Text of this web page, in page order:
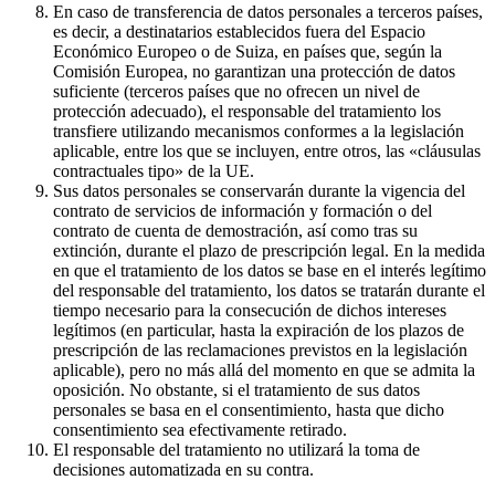
En caso de transferencia de datos personales a terceros países,
es decir, a destinatarios establecidos fuera del Espacio
Económico Europeo o de Suiza, en países que, según la
Comisión Europea, no garantizan una protección de datos
suficiente (terceros países que no ofrecen un nivel de
protección adecuado), el responsable del tratamiento los
transfiere utilizando mecanismos conformes a la legislación
aplicable, entre los que se incluyen, entre otros, las «cláusulas
contractuales tipo» de la UE.
Sus datos personales se conservarán durante la vigencia del
contrato de servicios de información y formación o del
contrato de cuenta de demostración, así como tras su
extinción, durante el plazo de prescripción legal. En la medida
en que el tratamiento de los datos se base en el interés legítimo
del responsable del tratamiento, los datos se tratarán durante el
tiempo necesario para la consecución de dichos intereses
legítimos (en particular, hasta la expiración de los plazos de
prescripción de las reclamaciones previstos en la legislación
aplicable), pero no más allá del momento en que se admita la
oposición. No obstante, si el tratamiento de sus datos
personales se basa en el consentimiento, hasta que dicho
consentimiento sea efectivamente retirado.
El responsable del tratamiento no utilizará la toma de
decisiones automatizada en su contra.